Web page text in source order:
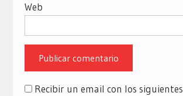
Web
Recibir un email con los siguientes